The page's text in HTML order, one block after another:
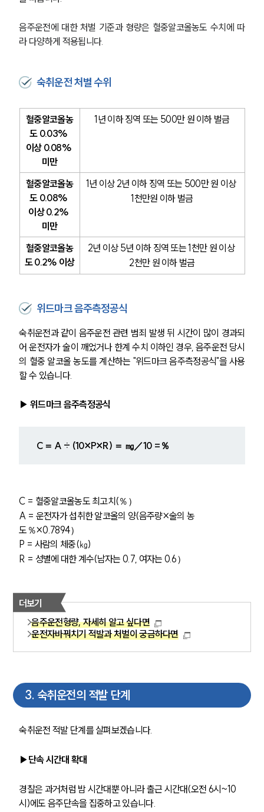
음주운전에 대한 처벌 기준과 형량은 혈중알코올농도 수치에 따
라 다양하게 적용됩니다.
숙취운전 처벌 수위
혈중알코올농
도 0.03%
이상 0.08%
미만
1년 이하 징역 또는 500만 원 이하 벌금
혈중알코올농
도 0.08%
이상 0.2%
미만
1년 이상 2년 이하 징역 또는 500만 원 이상
1천만원 이하 벌금
혈중알코올농
도 0.2% 이상
2년 이상 5년 이하 징역 또는 1천만 원 이상
2천만 원 이하 벌금
위드마크 음주측정공식
숙취운전과 같이 음주운전 관련 범죄 발생 뒤 시간이 많이 경과되
어 운전자가 술이 깨었거나 한계 수치 이하인 경우, 음주운전 당시
의 혈중 알코올 농도를 계산하는 "위드마크 음주측정공식"을 사용
할 수 있습니다.
▶ 위드마크 음주측정공식
C＝ A ÷ (10×P×R) ＝ ㎎／10 =％
C = 혈중알코올농도 최고치(％）
A = 운전자가 섭취한 알코올의 양(음주량×술의 농
도％×0.7894）
P = 사람의 체중(㎏)
R = 성별에 대한 계수(남자는 0.7, 여자는 0.6）
더보기
음주운전형량, 자세히 알고 싶다면
운전자바꿔치기 적발과 처벌이 궁금하다면
3. 숙취운전의 적발 단계
숙취운전 적발 단계를 살펴보겠습니다.
▶단속 시간대 확대
경찰은 과거처럼 밤 시간대뿐 아니라 출근 시간대(오전 6시~10
시)에도 음주단속을 집중하고 있습니다.